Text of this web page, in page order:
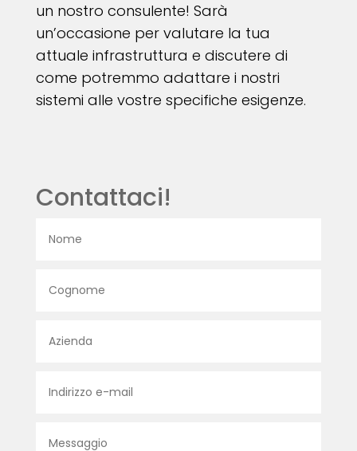
un nostro consulente! Sarà
un’occasione per valutare la tua
attuale infrastruttura e discutere di
come potremmo adattare i nostri
sistemi alle vostre specifiche esigenze.
Contattaci!